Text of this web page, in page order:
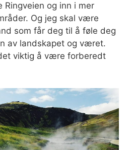
Ringveien og inn i mer
Og jeg skal være
som får deg til å føle deg
av landskapet og været.
viktig å være forberedt